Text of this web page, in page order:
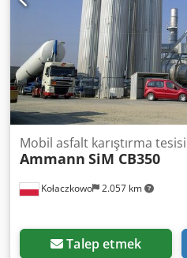
Kołaczkowo 2.057 km
Mobil asfalt karıştırma tesisi
Ammann SiM CB350
Talep etmek